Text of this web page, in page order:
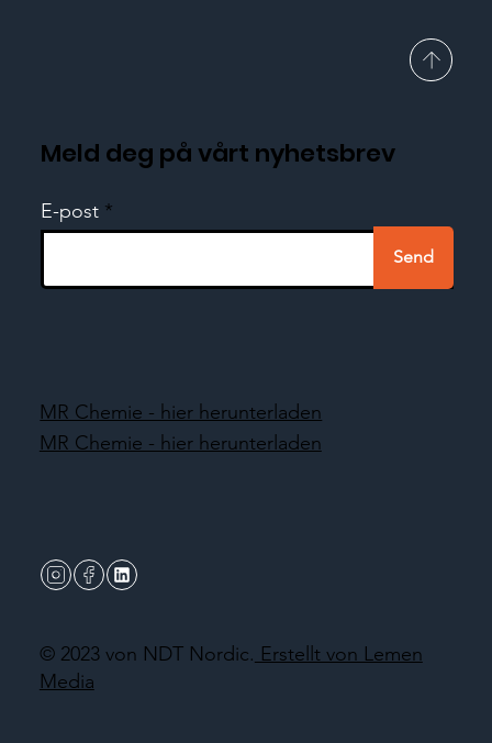
Meld deg på vårt nyhetsbrev
E-post
Send
© 2023 von NDT Nordic. Erstellt von Lemen
Media
MR Chemie - hier herunterladen
MR Chemie - hier herunterladen